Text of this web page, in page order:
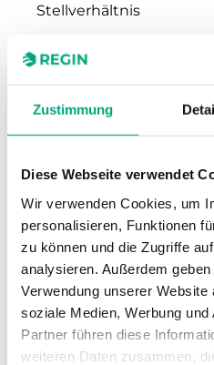
Zustimmung
Diese Webseite verwendet
Wir verwenden Cookies, um
personalisieren, Funktionen
zu können und die Zugriffe
analysieren. Außerdem
Verwendung unserer
soziale Medien, Werbung
Partner führen diese
weiteren Daten zusammen,
Stellverhältnis
Hub
Nennweite
Max. Differenzdruck
Anschluss
Medientemperatur
Ventiltyp